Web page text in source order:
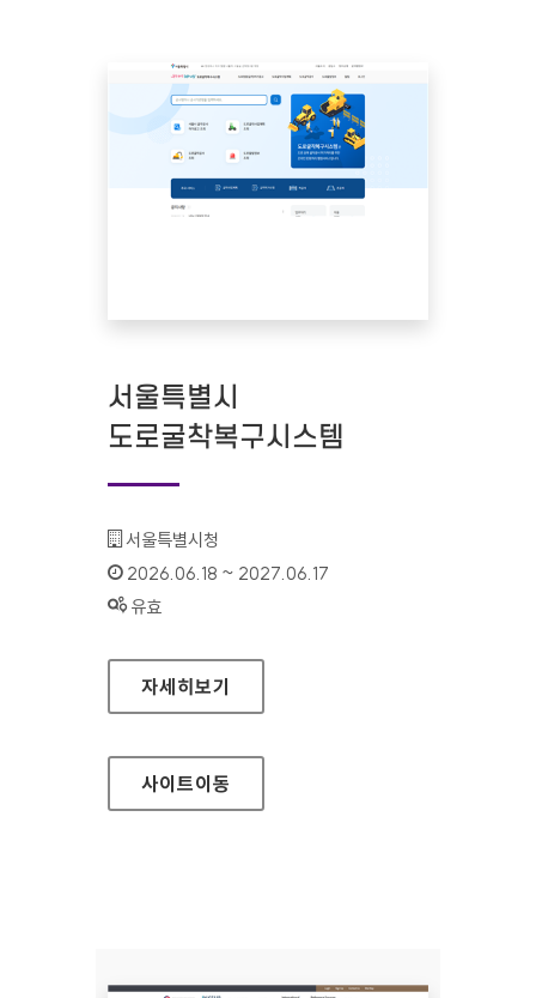
서울특별시
도로굴착복구시스템
기관명 :
서울특별시청
인증기간 :
2026.06.18 ~ 2027.06.17
상태 :
유효
서울특별시 도로굴착복구시스템
자세히보기
사이트이동